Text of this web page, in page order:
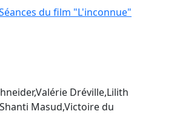
du film "L'inconnue"
Dréville,Lilith
Masud,Victoire du